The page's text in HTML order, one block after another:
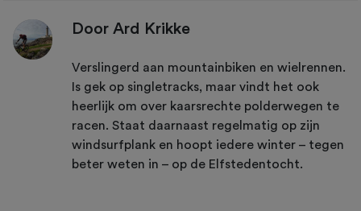
Door Ard Krikke
Verslingerd aan mountainbiken en wielrennen.
Is gek op singletracks, maar vindt het ook
heerlijk om over kaarsrechte polderwegen te
racen. Staat daarnaast regelmatig op zijn
windsurfplank en hoopt iedere winter – tegen
beter weten in – op de Elfstedentocht.